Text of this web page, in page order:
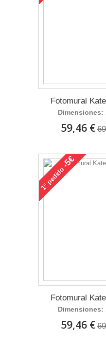
Fotomural
Dimensiones:
59,46 €
1°
pedido
-5€
Fotomural
Dimensiones:
59,46 €